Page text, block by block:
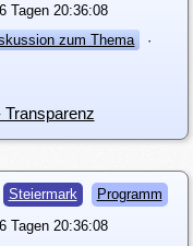
Tagen 20:36:08
zum Thema
·
Transparenz
Steiermark Programm
Tagen 20:36:08